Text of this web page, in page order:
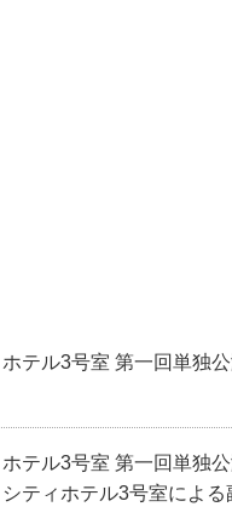
ホテル3号室 第一回単独
ホテル3号室 第一回単独
シティホテル3号室による